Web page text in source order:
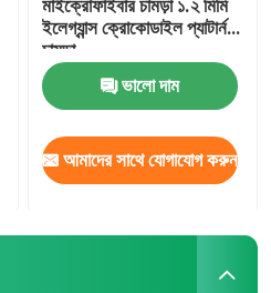
মাইক্রোফাইবার চামড়া ১.২ মিমি
ইলেগ্যান্স ক্রোকোডাইল প্যাটার্ন
চামড়া
ভালো দাম
আমাদের সাথে যোগাযোগ করুন